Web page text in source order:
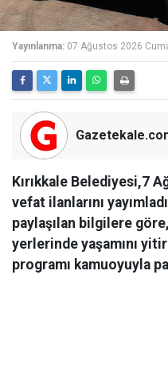
Yayınlanma: 07 Ağustos 2026
Kırıkkale Belediyesi,7
vefat ilanlarını
paylaşılan bilgilere
yerlerinde yaşamını
programı kamuoyuyla